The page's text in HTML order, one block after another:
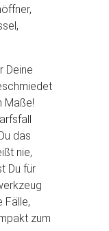
Deine
Maße!
das
nie,
Du für
Fälle,
zum